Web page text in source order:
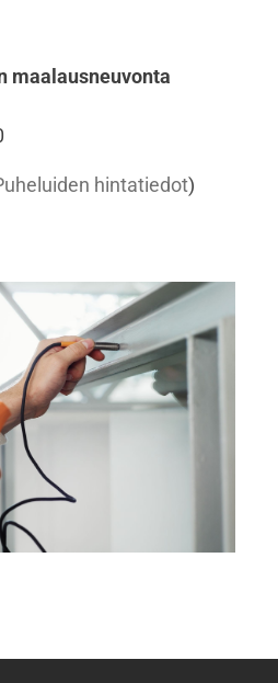
maalausneuvonta
hintatiedot)